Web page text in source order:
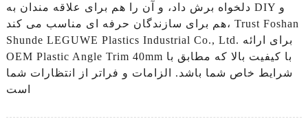
دلخواه برش داد، و آن را هم برای علاقه مندان به DIY و
هم برای سازندگان حرفه ای مناسب می کند، Trust Foshan
Shunde LEGUWE Plastics Industrial Co., Ltd. برای ارائه
OEM Plastic Angle Trim 40mm با کیفیت بالا که مطابق با
شرایط خاص شما باشد. الزامات و فراتر از انتظارات شما
است